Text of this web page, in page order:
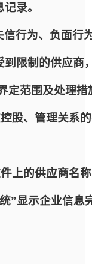
录。
行为、负面行
限制的供应
定范围及处理措
股、管理关系
上的供应商名
”显示企业信息